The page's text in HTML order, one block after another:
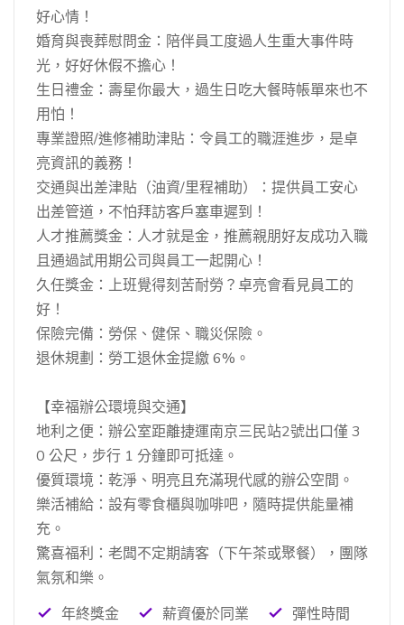
好心情！
婚育與喪葬慰問金：陪伴員工度過人生重大事件時
光，好好休假不擔心！
生日禮金：壽星你最大，過生日吃大餐時帳單來也不
用怕！
專業證照/進修補助津貼：令員工的職涯進步，是卓
亮資訊的義務！
交通與出差津貼（油資/里程補助）：提供員工安心
出差管道，不怕拜訪客戶塞車遲到！
人才推薦獎金：人才就是金，推薦親朋好友成功入職
且通過試用期公司與員工一起開心！
久任獎金：上班覺得刻苦耐勞？卓亮會看見員工的
好！
保險完備：勞保、健保、職災保險。
退休規劃：勞工退休金提繳 6%。
【幸福辦公環境與交通】
地利之便：辦公室距離捷運南京三民站2號出口僅 3
0 公尺，步行 1 分鐘即可抵達。
優質環境：乾淨、明亮且充滿現代感的辦公空間。
樂活補給：設有零食櫃與咖啡吧，隨時提供能量補
充。
驚喜福利：老闆不定期請客（下午茶或聚餐），團隊
氣氛和樂。
年終獎金
薪資優於同業 彈性時間